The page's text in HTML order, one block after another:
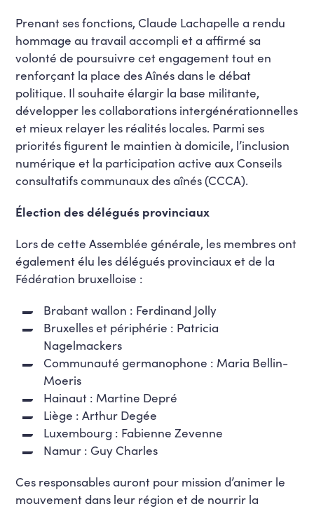
Prenant ses fonctions, Claude Lachapelle a rendu
hommage au travail accompli et a affirmé sa
volonté de poursuivre cet engagement tout en
renforçant la place des Aînés dans le débat
politique. Il souhaite élargir la base militante,
développer les collaborations intergénérationnelles
et mieux relayer les réalités locales. Parmi ses
priorités figurent le maintien à domicile, l’inclusion
numérique et la participation active aux Conseils
consultatifs communaux des aînés (CCCA).
Élection des délégués provinciaux
Lors de cette Assemblée générale, les membres ont
également élu les délégués provinciaux et de la
Fédération bruxelloise :
Brabant wallon : Ferdinand Jolly
Bruxelles et périphérie : Patricia
Nagelmackers
Communauté germanophone : Maria Bellin-
Moeris
Hainaut : Martine Depré
Liège : Arthur Degée
Luxembourg : Fabienne Zevenne
Namur : Guy Charles
Ces responsables auront pour mission d’animer le
mouvement dans leur région et de nourrir la